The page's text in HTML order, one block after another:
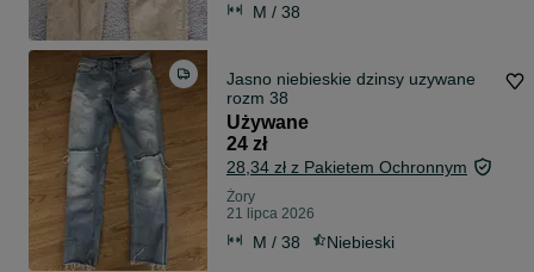
M / 38
Jasno niebieskie dzinsy uzywane
rozm 38
Używane
24 zł
28,34 zł z Pakietem Ochronnym
Żory
21 lipca 2026
M / 38 Niebieski